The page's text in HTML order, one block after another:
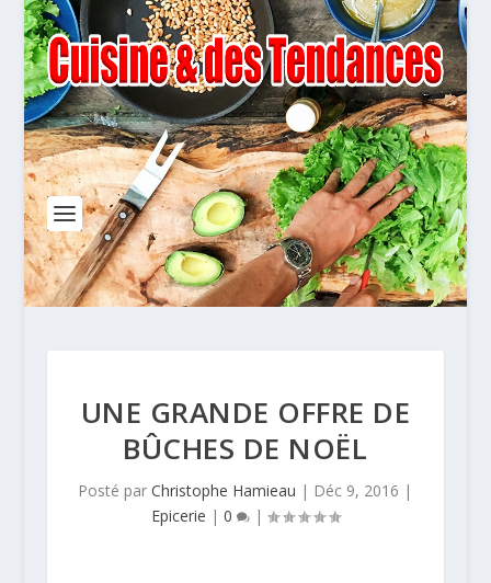
UNE GRANDE OFFRE DE
BÛCHES DE NOËL
Posté parChristophe Hamieau | Déc 9, 2016 |
Epicerie | 0 |